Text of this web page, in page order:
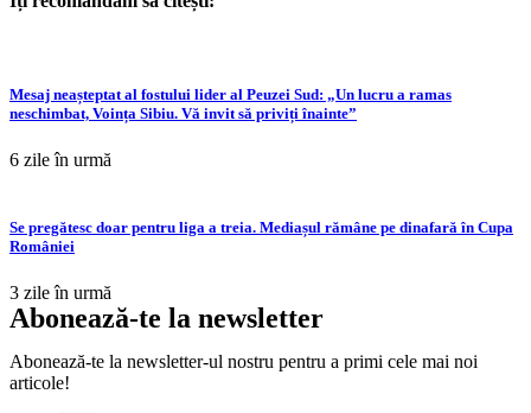
Mesaj neașteptat al fostului lider al Peuzei Sud: „Un lucru a ramas
neschimbat, Voința Sibiu. Vă invit să priviți înainte”
6 zile în urmă
Se pregătesc doar pentru liga a treia. Mediașul rămâne pe dinafară în Cupa
României
3 zile în urmă
Abonează-te la newsletter
Abonează-te la newsletter-ul nostru pentru a primi cele mai noi
articole!